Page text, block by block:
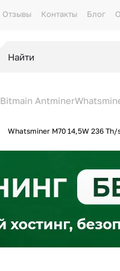
Отзывы Контакты Блог
Bitmain Antminer
Whatsminer M70 14,5W 236 Th/